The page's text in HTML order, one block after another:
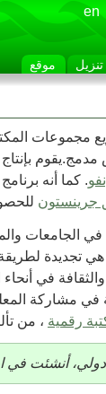
en
تنزيل موقع
مجموعات
. كما أنه
الجامعات
هي تجديدة
في
في مشاركة
رقمية ، من
اب / اغسطس 2000